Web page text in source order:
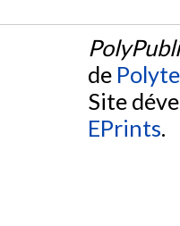
de
Site
EPrints.